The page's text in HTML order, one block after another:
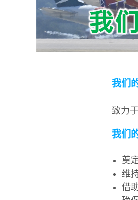
我们
致力
我们
奠
维
借